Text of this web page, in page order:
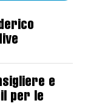
e
per le